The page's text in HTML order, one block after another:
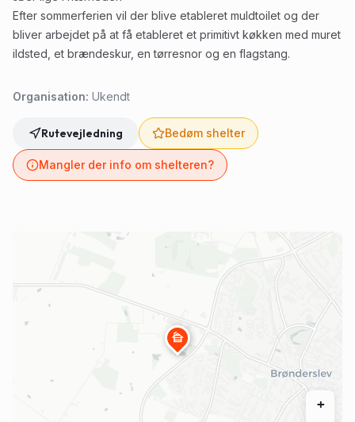
Efter sommerferien vil der blive etableret muldtoilet og der
bliver arbejdet på at få etableret et primitivt køkken med muret
ildsted, et brændeskur, en tørresnor og en flagstang.
Organisation: Ukendt
Rutevejledning Bedøm shelter
Mangler der info om shelteren?
cabin
+